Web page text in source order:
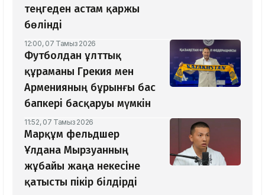
теңгеден астам қаржы
бөлінді
12:00, 07 Тамыз 2026
Футболдан ұлттық
құраманы Грекия мен
Арменияның бұрынғы бас
бапкері басқаруы мүмкін
11:52, 07 Тамыз 2026
Марқұм фельдшер
Ұлдана Мырзуанның
жұбайы жаңа некесіне
қатысты пікір білдірді